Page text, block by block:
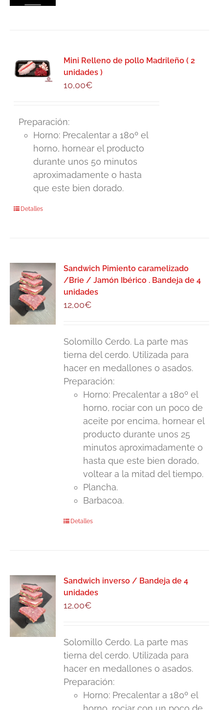
Mini Relleno de pollo Madrileño ( 2
unidades )
10,00€
Preparación:
Horno: Precalentar a 180º el
horno, hornear el producto
durante unos 50 minutos
aproximadamente o hasta
que este bien dorado.
Detalles
Sandwich Pimiento caramelizado
/Brie / Jamón Ibérico . Bandeja de 4
unidades
12,00€
Solomillo Cerdo. La parte mas
tierna del cerdo. Utilizada para
hacer en medallones o asados.
Preparación:
Horno: Precalentar a 180º el
horno, rociar con un poco de
aceite por encima, hornear el
producto durante unos 25
minutos aproximadamente o
hasta que este bien dorado,
voltear a la mitad del tiempo.
Plancha.
Barbacoa.
Detalles
Sandwich inverso / Bandeja de 4
unidades
12,00€
Solomillo Cerdo. La parte mas
tierna del cerdo. Utilizada para
hacer en medallones o asados.
Preparación:
Horno: Precalentar a 180º el